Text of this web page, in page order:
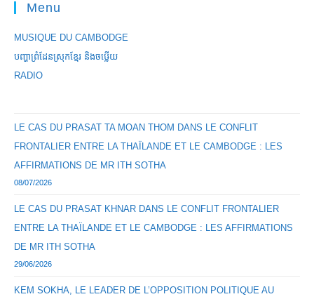
Menu
MUSIQUE DU CAMBODGE
បញ្ហាព្រំដែនស្រុកខ្មែរ និងចឞ្លើយ
RADIO
LE CAS DU PRASAT TA MOAN THOM DANS LE CONFLIT
FRONTALIER ENTRE LA THAÏLANDE ET LE CAMBODGE : LES
AFFIRMATIONS DE MR ITH SOTHA
08/07/2026
LE CAS DU PRASAT KHNAR DANS LE CONFLIT FRONTALIER
ENTRE LA THAÏLANDE ET LE CAMBODGE : LES AFFIRMATIONS
DE MR ITH SOTHA
29/06/2026
KEM SOKHA, LE LEADER DE L’OPPOSITION POLITIQUE AU